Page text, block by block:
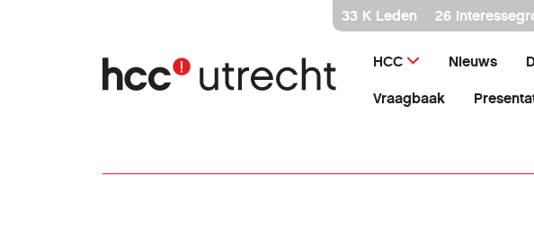
naar
inhoud
33 K Leden 26
HCC Nieuws
Vraagbaak